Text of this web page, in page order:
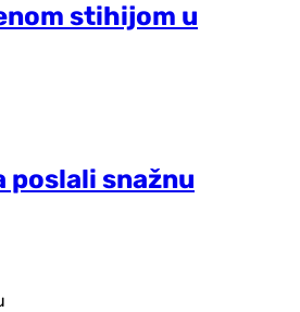
stihijom u
poslali snažnu